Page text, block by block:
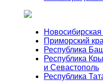
Новосибирская
Приморский
Республика
Республика
и Севастополь
Республика